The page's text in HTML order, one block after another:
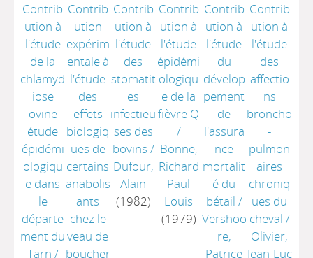
Contrib
ution à
l'étude
de la
chlamyd
iose
ovine
étude
épidémi
ologiqu
e dans
le
départe
ment du
Tarn /
Contrib
ution
expérim
entale à
l'étude
des
effets
biologiq
ues de
certains
anabolis
ants
chez le
veau de
boucher
Contrib
ution à
l'étude
des
stomatit
es
infectieu
ses des
bovins /
Dufour,
Alain
(1982)
Contrib
ution à
l'étude
épidémi
ologiqu
e de la
fièvre Q
/
Bonne,
Richard
Paul
Louis
(1979)
Contrib
ution à
l'étude
du
dévelop
pement
de
l'assura
nce
mortalit
é du
bétail /
Vershoo
re,
Patrice
Contrib
ution à
l'étude
des
affectio
ns
broncho
-
pulmon
aires
chroniq
ues du
cheval /
Olivier,
Jean-Luc